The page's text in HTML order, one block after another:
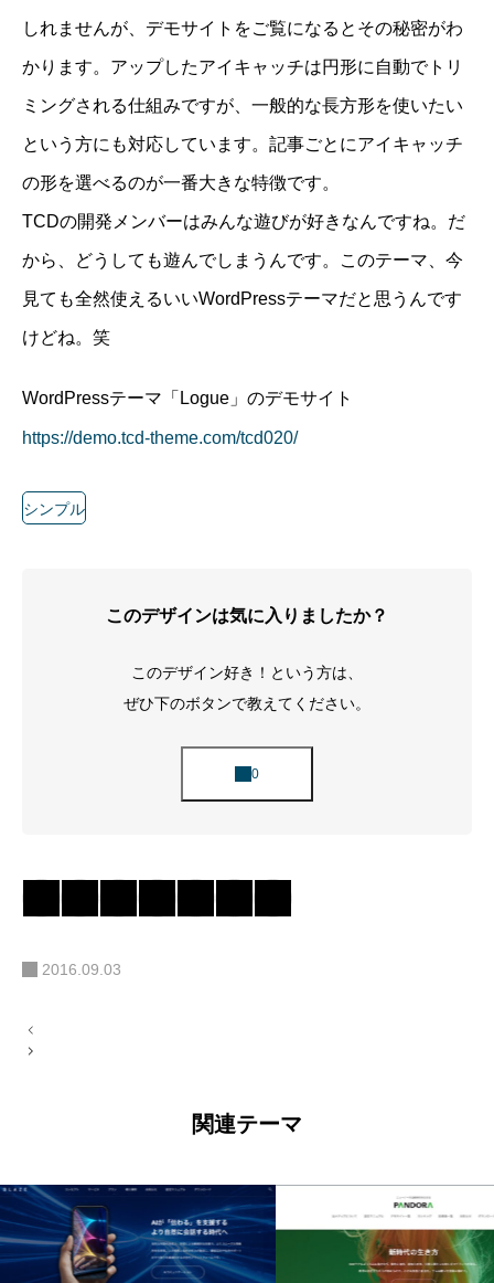
しれませんが、デモサイトをご覧になるとその秘密がわ
かります。アップしたアイキャッチは円形に自動でトリ
ミングされる仕組みですが、一般的な長方形を使いたい
という方にも対応しています。記事ごとにアイキャッチ
の形を選べるのが一番大きな特徴です。
TCDの開発メンバーはみんな遊びが好きなんですね。だ
から、どうしても遊んでしまうんです。このテーマ、今
見ても全然使えるいいWordPressテーマだと思うんです
けどね。笑
WordPressテーマ「Logue」のデモサイト
https://demo.tcd-theme.com/tcd020/
シンプル
このデザインは気に入りましたか？
このデザイン好き！という方は、
ぜひ下のボタンで教えてください。
2016.09.03
投
稿
関連テーマ